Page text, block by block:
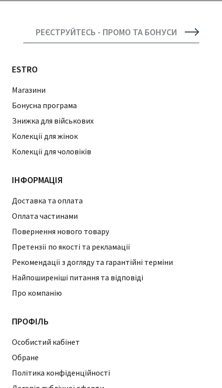
РЕЄСТРУЙТЕСЬ - ПРОМО ТА БОНУСИ
ESTRO
Магазини
Бонусна програма
Знижка для військових
Колекції для жінок
Колекції для чоловіків
ІНФОРМАЦІЯ
Доставка та оплата
Оплата частинами
Повернення нового товару
Претензії по якості та рекламації
Рекомендації з догляду та гарантійні терміни
Найпоширеніші питання та відповіді
Про компанію
ПРОФІЛЬ
Особистий кабінет
Обране
Політика конфіденційності